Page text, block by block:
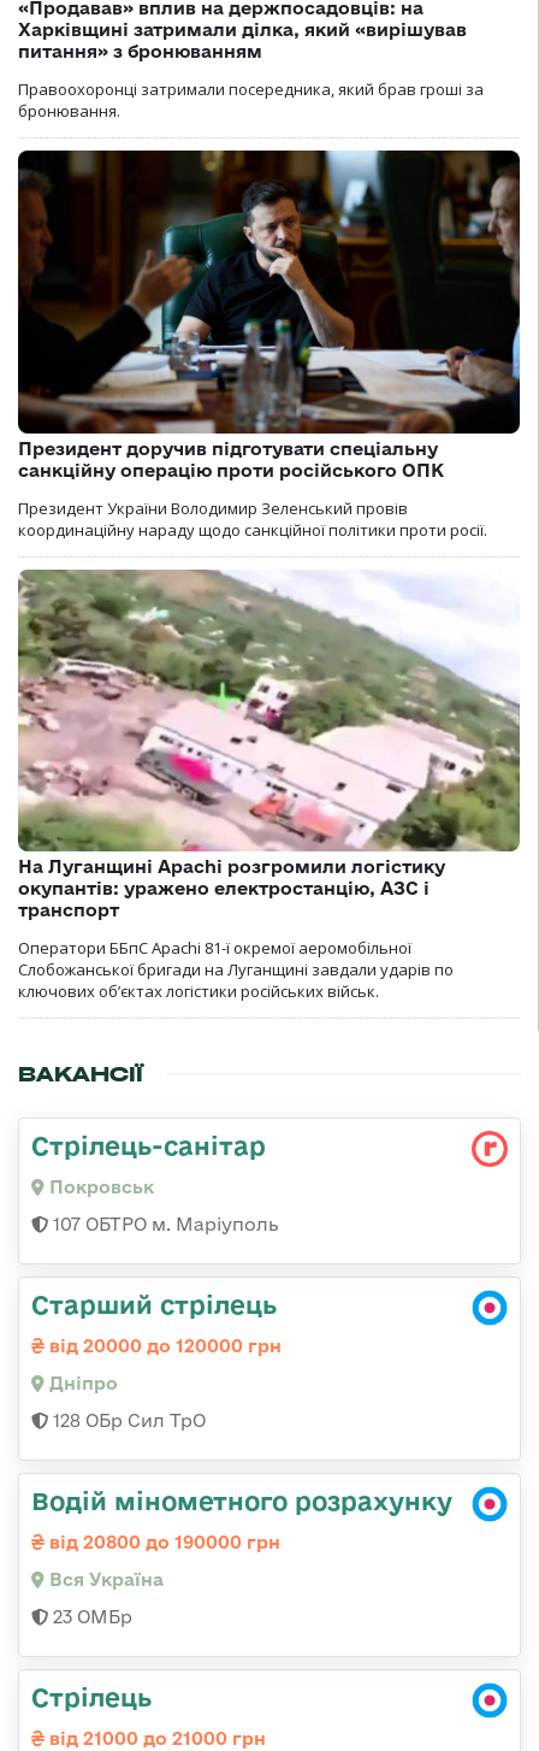
«Продавав» вплив на держпосадовців: на
Харківщині затримали ділка, який «вирішував
питання» з бронюванням
Правоохоронці затримали посередника, який брав гроші за
бронювання.
Президент доручив підготувати спеціальну
санкційну операцію проти російського ОПК
Президент України Володимир Зеленський провів
координаційну нараду щодо санкційної політики проти росії.
На Луганщині Apachi розгромили логістику
окупантів: уражено електростанцію, АЗС і
транспорт
Оператори ББпС Apachi 81-ї окремої аеромобільної
Слобожанської бригади на Луганщині завдали ударів по
ключових об’єктах логістики російських військ.
ВАКАНСІЇ
Стрілець-санітар
Покровськ
107 ОБТРО м. Маріуполь
Старший стрілець
від 20000 до 120000 грн
Дніпро
128 ОБр Сил ТрО
Водій мінометного розрахунку
від 20800 до 190000 грн
Вся Україна
23 ОМБр
Стрілець
від 21000 до 21000 грн